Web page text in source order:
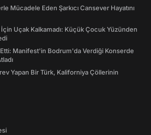
Mücadele Eden Şarkıcı Cansever Hayatını
İçin Uçak Kalkamadı: Küçük Çocuk Yüzünden
Manifest'in Bodrum'da Verdiği Konserde
Yapan Bir Türk, Kaliforniya Çöllerinin